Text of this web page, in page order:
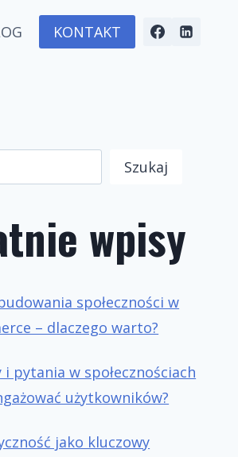
KONTAKT
Szukaj
wpisy
społeczności w
– dlaczego warto?
pytania w społecznościach
użytkowników?
jako kluczowy